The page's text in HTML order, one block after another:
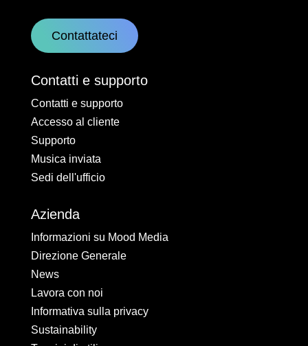
Contattateci
Contatti e supporto
Contatti e supporto
Accesso al cliente
Supporto
Musica inviata
Sedi dell'ufficio
Azienda
Informazioni su Mood Media
Direzione Generale
News
Lavora con noi
Informativa sulla privacy
Sustainability